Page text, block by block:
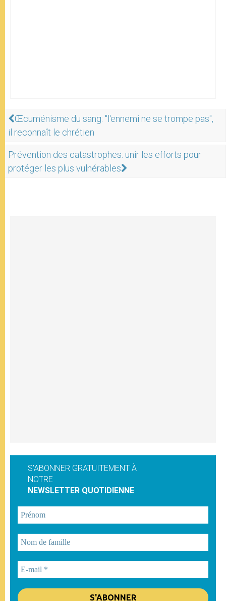
Œcuménisme du sang: "l'ennemi ne se trompe pas",
il reconnaît le chrétien
Prévention des catastrophes: unir les efforts pour
protéger les plus vulnérables
S'ABONNER GRATUITEMENT À
NOTRE
NEWSLETTER QUOTIDIENNE